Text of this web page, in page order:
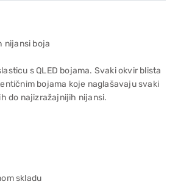
nijansi boja
s QLED bojama. Svaki okvir blista
bojama koje naglašavaju svaki
do najizražajnijih nijansi.
skladu